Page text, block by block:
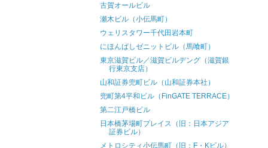
古賀オールビル
瀬木ビル（小伝馬町）
ウェリスタワー千代田岩本町
にほんばしゼニットビル（馬喰町）
東京滋賀ビル／滋賀ビルデング（滋賀銀
行東京支店）
山和証券兜町ビル（山和証券本社）
兜町第4平和ビル（FinGATE TERRACE）
第二江戸橋ビル
日本橋茅場町プレイス（旧：日本アジア
証券ビル）
メトロシティ小伝馬町（旧：F・Kビル）